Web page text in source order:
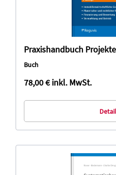
Praxishandbuch
Buch
78,00 €inkl. MwSt.